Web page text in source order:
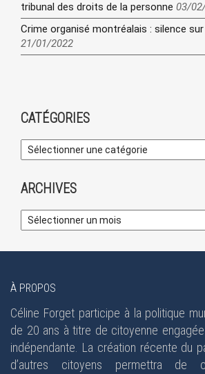
tribunal des droits de la personne 03/
Crime organisé montréalais : silence
21/01/2022
CATÉGORIES
ARCHIVES
À PROPOS
Céline Forget participe à la politique
de 20 ans à titre de citoyenne
indépendante. La création récente du
d’autres citoyens permettra de